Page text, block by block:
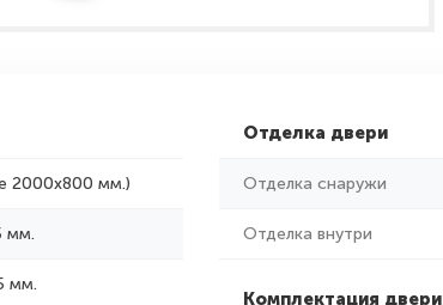
2000x800 мм.)
мм.
мм.
Отделка двери
Отделка снаружи
Отделка внутри
Комплектация двери